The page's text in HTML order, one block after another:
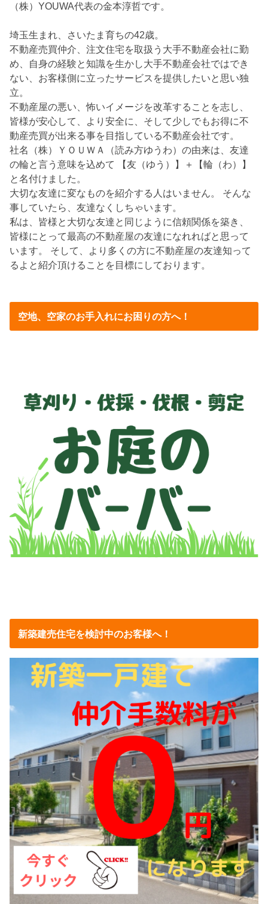
（株）YOUWA代表の金本淳哲です。
埼玉生まれ、さいたま育ちの42歳。
不動産売買仲介、注文住宅を取扱う大手不動産会社に勤
め、自身の経験と知識を生かし大手不動産会社ではでき
ない、お客様側に立ったサービスを提供したいと思い独
立。
不動産屋の悪い、怖いイメージを改革することを志し、
皆様が安心して、より安全に、そして少しでもお得に不
動産売買が出来る事を目指している不動産会社です。
社名（株）ＹＯＵＷＡ（読み方ゆうわ）の由来は、友達
の輪と言う意味を込めて 【友（ゆう）】＋【輪（わ）】
と名付けました。
大切な友達に変なものを紹介する人はいません。 そんな
事していたら、友達なくしちゃいます。
私は、皆様と大切な友達と同じように信頼関係を築き、
皆様にとって最高の不動産屋の友達になれればと思って
います。 そして、より多くの方に不動産屋の友達知って
るよと紹介頂けることを目標にしております。
空地、空家のお手入れにお困りの方へ！
新築建売住宅を検討中のお客様へ！